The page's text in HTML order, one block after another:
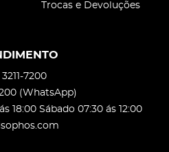
Trocas e Devoluções
3211-7200
(WhatsApp)
18:00 Sábado 07:30 ás 12:00